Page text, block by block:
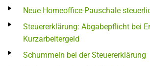
Neue Homeoffice-Pauschale
Steuererklärung: Abgabepflicht bei
Kurzarbeitergeld
Schummeln bei der Steuererklärung